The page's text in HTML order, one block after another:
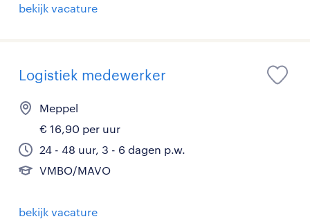
bekijk vacature
Logistiek medewerker
Meppel
€ 16,90 per uur
24 - 48 uur, 3 - 6 dagen p.w.
VMBO/MAVO
bekijk vacature